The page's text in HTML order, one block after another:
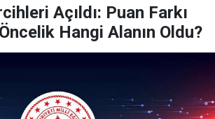
Açıldı: Puan Farkı
Hangi Alanın Oldu?